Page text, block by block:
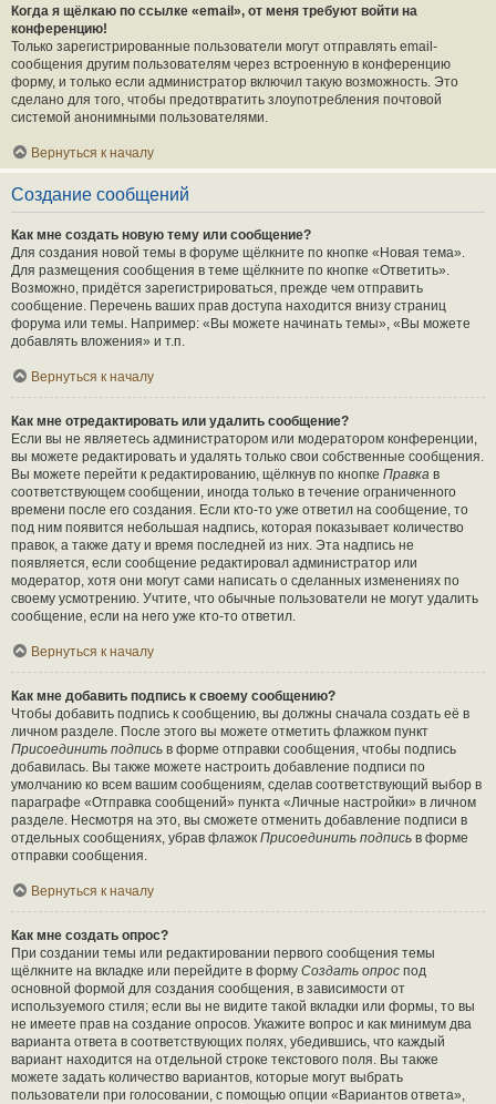
Когда я щёлкаю по ссылке «email», от меня требуют войти на
конференцию!
Только зарегистрированные пользователи могут отправлять email-
сообщения другим пользователям через встроенную в конференцию
форму, и только если администратор включил такую возможность. Это
сделано для того, чтобы предотвратить злоупотребления почтовой
системой анонимными пользователями.
Вернуться к началу
Создание сообщений
Как мне создать новую тему или сообщение?
Для создания новой темы в форуме щёлкните по кнопке «Новая тема».
Для размещения сообщения в теме щёлкните по кнопке «Ответить».
Возможно, придётся зарегистрироваться, прежде чем отправить
сообщение. Перечень ваших прав доступа находится внизу страниц
форума или темы. Например: «Вы можете начинать темы», «Вы можете
добавлять вложения» и т.п.
Вернуться к началу
Как мне отредактировать или удалить сообщение?
Если вы не являетесь администратором или модератором конференции,
вы можете редактировать и удалять только свои собственные сообщения.
Вы можете перейти к редактированию, щёлкнув по кнопке Правка в
соответствующем сообщении, иногда только в течение ограниченного
времени после его создания. Если кто-то уже ответил на сообщение, то
под ним появится небольшая надпись, которая показывает количество
правок, а также дату и время последней из них. Эта надпись не
появляется, если сообщение редактировал администратор или
модератор, хотя они могут сами написать о сделанных изменениях по
своему усмотрению. Учтите, что обычные пользователи не могут удалить
сообщение, если на него уже кто-то ответил.
Вернуться к началу
Как мне добавить подпись к своему сообщению?
Чтобы добавить подпись к сообщению, вы должны сначала создать её в
личном разделе. После этого вы можете отметить флажком пункт
Присоединить подпись в форме отправки сообщения, чтобы подпись
добавилась. Вы также можете настроить добавление подписи по
умолчанию ко всем вашим сообщениям, сделав соответствующий выбор в
параграфе «Отправка сообщений» пункта «Личные настройки» в личном
разделе. Несмотря на это, вы сможете отменить добавление подписи в
отдельных сообщениях, убрав флажок Присоединить подпись в форме
отправки сообщения.
Вернуться к началу
Как мне создать опрос?
При создании темы или редактировании первого сообщения темы
щёлкните на вкладке или перейдите в форму Создать опрос под
основной формой для создания сообщения, в зависимости от
используемого стиля; если вы не видите такой вкладки или формы, то вы
не имеете прав на создание опросов. Укажите вопрос и как минимум два
варианта ответа в соответствующих полях, убедившись, что каждый
вариант находится на отдельной строке текстового поля. Вы также
можете задать количество вариантов, которые могут выбрать
пользователи при голосовании, с помощью опции «Вариантов ответа»,